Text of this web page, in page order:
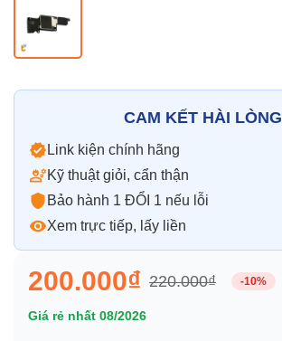
CAM KẾT HÀI LÒNG
Link kiện chính hãng
Kỹ thuật giỏi, cẩn thận
Bảo hành 1 ĐỔI 1 nếu lỗi
Xem trực tiếp, lấy liền
200.000₫ 220.000₫ -10%
Giá rẻ nhất 08/2026